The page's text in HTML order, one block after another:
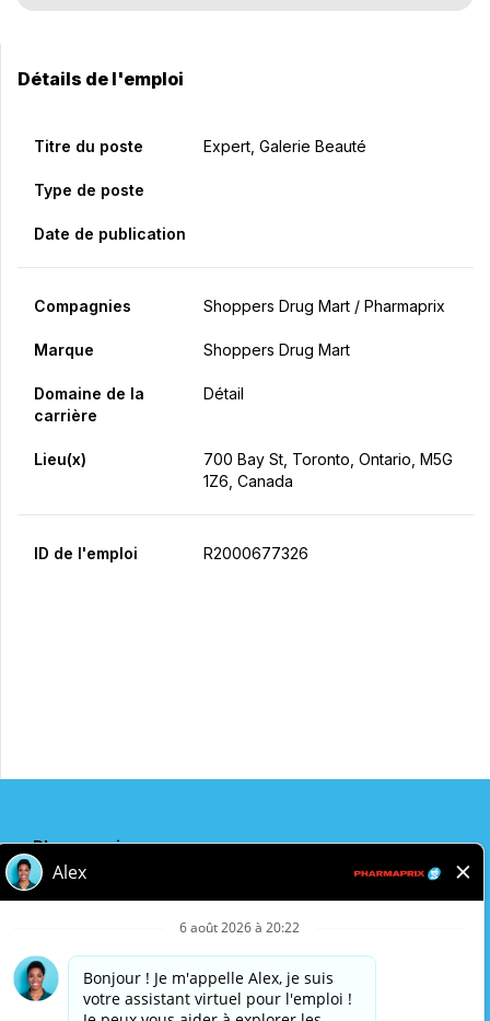
Détails de l'emploi
Titre du poste Expert, Galerie Beauté
Type de poste
Date de publication
Compagnies Shoppers Drug Mart / Pharmaprix
Marque Shoppers Drug Mart
Domaine de la
carrière
Détail
Lieu(x)
700 Bay St, Toronto, Ontario, M5G
1Z6, Canada
ID de l'emploi R2000677326
Pharmaprix
Adresse de l'entreprise
243 Consumers Road
M2J 4W8
Politique de confidentialité